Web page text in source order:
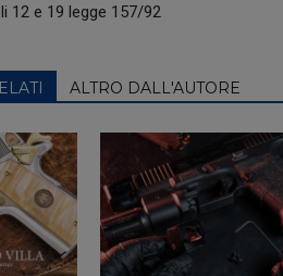
12 e 19 legge 157/92
ALTRO DALL'AUTORE